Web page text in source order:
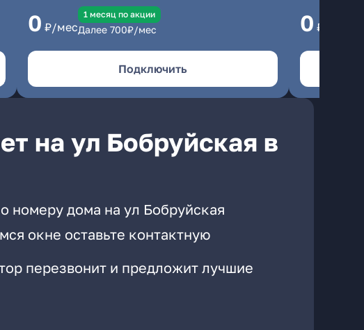
0 ₽/мес
1 месяц по акции
Далее 700₽/мес
Подключить
0 ₽/мес
на ул Бобруйская в
номеру дома на ул Бобруйская
окне оставьте контактную
перезвонит и предложит лучшие